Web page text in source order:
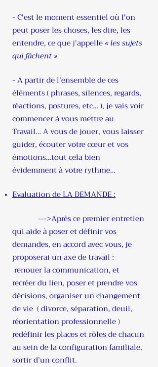
- C'est le moment essentiel où l'on
peut poser les choses, les dire, les
entendre, ce que j'appelle« les sujets
qui fâchent »
- A partir de l’ensemble de ces
éléments ( phrases, silences, regards,
réactions, postures, etc… ), je vais voir
commencer à vous mettre au
Travail… A vous de jouer, vous laisser
guider, écouter votre cœur et vos
émotions…tout cela bien
évidemment à votre rythme…
Evaluation de LA DEMANDE :
--->Après ce premier entretien
qui aide à poser et définir vos
demandes, en accord avec vous, je
proposerai un axe de travail :
renouer la communication, et
recréer du lien, poser et prendre vos
décisions, organiser un changement
de vie ( divorce, séparation, deuil,
réorientation professionnelle )
redéfinir les places et rôles de chacun
au sein de la configuration familiale,
sortir d’un conflit.